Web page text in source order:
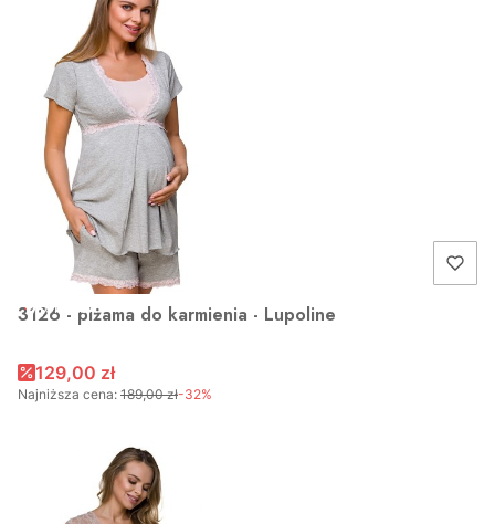
OKAZJA
3126 - piżama do karmienia - Lupoline
129,00 zł
Najniższa cena: 189,00 zł-32%